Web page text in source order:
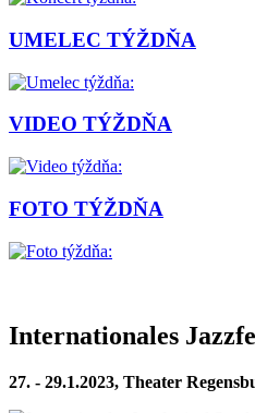
UMELEC TÝŽDŇA
VIDEO TÝŽDŇA
FOTO TÝŽDŇA
Internationales
27. - 29.1.2023, Theater